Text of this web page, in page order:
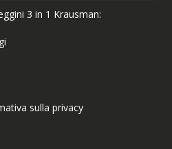
3 in 1 Krausman:
sulla privacy